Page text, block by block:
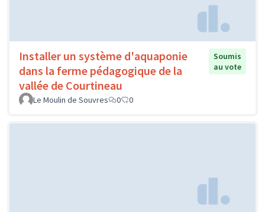
Installer un système d'aquaponie
dans la ferme pédagogique de la
vallée de Courtineau
Soumis
au vote
Le Moulin de Souvres 0 0